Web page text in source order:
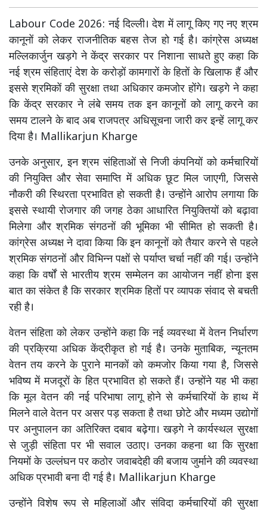
Labour Code 2026: नई दिल्ली। देश में लागू किए गए नए श्रम
कानूनों को लेकर राजनीतिक बहस तेज हो गई है। कांग्रेस अध्यक्ष
मल्लिकार्जुन खड़गे ने केंद्र सरकार पर निशाना साधते हुए कहा कि
नई श्रम संहिताएं देश के करोड़ों कामगारों के हितों के खिलाफ हैं और
इससे श्रमिकों की सुरक्षा तथा अधिकार कमजोर होंगे। खड़गे ने कहा
कि केंद्र सरकार ने लंबे समय तक इन कानूनों को लागू करने का
समय टालने के बाद अब राजपत्र अधिसूचना जारी कर इन्हें लागू कर
दिया है। Mallikarjun Kharge
उनके अनुसार, इन श्रम संहिताओं से निजी कंपनियों को कर्मचारियों
की नियुक्ति और सेवा समाप्ति में अधिक छूट मिल जाएगी, जिससे
नौकरी की स्थिरता प्रभावित हो सकती है। उन्होंने आरोप लगाया कि
इससे स्थायी रोजगार की जगह ठेका आधारित नियुक्तियों को बढ़ावा
मिलेगा और श्रमिक संगठनों की भूमिका भी सीमित हो सकती है।
कांग्रेस अध्यक्ष ने दावा किया कि इन कानूनों को तैयार करने से पहले
श्रमिक संगठनों और विभिन्न पक्षों से पर्याप्त चर्चा नहीं की गई। उन्होंने
कहा कि वर्षों से भारतीय श्रम सम्मेलन का आयोजन नहीं होना इस
बात का संकेत है कि सरकार श्रमिक हितों पर व्यापक संवाद से बचती
रही है।
वेतन संहिता को लेकर उन्होंने कहा कि नई व्यवस्था में वेतन निर्धारण
की प्रक्रिया अधिक केंद्रीकृत हो गई है। उनके मुताबिक, न्यूनतम
वेतन तय करने के पुराने मानकों को कमजोर किया गया है, जिससे
भविष्य में मजदूरों के हित प्रभावित हो सकते हैं। उन्होंने यह भी कहा
कि मूल वेतन की नई परिभाषा लागू होने से कर्मचारियों के हाथ में
मिलने वाले वेतन पर असर पड़ सकता है तथा छोटे और मध्यम उद्योगों
पर अनुपालन का अतिरिक्त दबाव बढ़ेगा। खड़गे ने कार्यस्थल सुरक्षा
से जुड़ी संहिता पर भी सवाल उठाए। उनका कहना था कि सुरक्षा
नियमों के उल्लंघन पर कठोर जवाबदेही की बजाय जुर्माने की व्यवस्था
अधिक प्रभावी बना दी गई है। Mallikarjun Kharge
उन्होंने विशेष रूप से महिलाओं और संविदा कर्मचारियों की सुरक्षा